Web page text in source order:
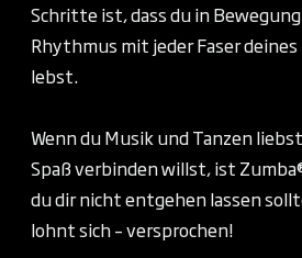
Schritte ist, dass du in
Rhythmus mit jeder Faser
lebst.
Wenn du Musik und Tanzen
Spaß verbinden willst, ist
du dir nicht entgehen lassen
lohnt sich – versprochen!